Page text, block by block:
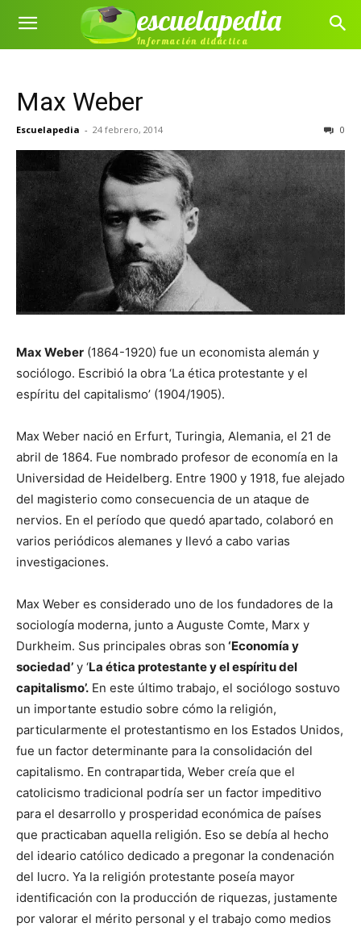
escuelapedia
Información didáctica
Max Weber
Escuelapedia - 24 febrero, 2014 0
Max Weber (1864-1920) fue un economista alemán y
sociólogo. Escribió la obra ‘La ética protestante y el
espíritu del capitalismo’ (1904/1905).
Max Weber nació en Erfurt, Turingia, Alemania, el 21 de
abril de 1864. Fue nombrado profesor de economía en la
Universidad de Heidelberg. Entre 1900 y 1918, fue alejado
del magisterio como consecuencia de un ataque de
nervios. En el período que quedó apartado, colaboró en
varios periódicos alemanes y llevó a cabo varias
investigaciones.
Max Weber es considerado uno de los fundadores de la
sociología moderna, junto a Auguste Comte, Marx y
Durkheim. Sus principales obras son ‘Economía y
sociedad’ y ‘La ética protestante y el espíritu del
capitalismo’. En este último trabajo, el sociólogo sostuvo
un importante estudio sobre cómo la religión,
particularmente el protestantismo en los Estados Unidos,
fue un factor determinante para la consolidación del
capitalismo. En contrapartida, Weber creía que el
catolicismo tradicional podría ser un factor impeditivo
para el desarrollo y prosperidad económica de países
que practicaban aquella religión. Eso se debía al hecho
del ideario católico dedicado a pregonar la condenación
del lucro. Ya la religión protestante poseía mayor
identificación con la producción de riquezas, justamente
por valorar el mérito personal y el trabajo como medios